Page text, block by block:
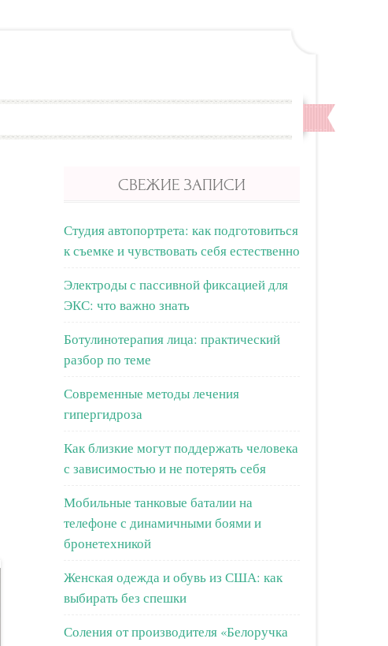
СВЕЖИЕ ЗАПИСИ
Студия автопортрета: как подготовиться
к съемке и чувствовать себя естественно
Электроды с пассивной фиксацией для
ЭКС: что важно знать
Ботулинотерапия лица: практический
разбор по теме
Современные методы лечения
гипергидроза
Как близкие могут поддержать человека
с зависимостью и не потерять себя
Мобильные танковые баталии на
телефоне с динамичными боями и
бронетехникой
Женская одежда и обувь из США: как
выбирать без спешки
Соления от производителя «Белоручка